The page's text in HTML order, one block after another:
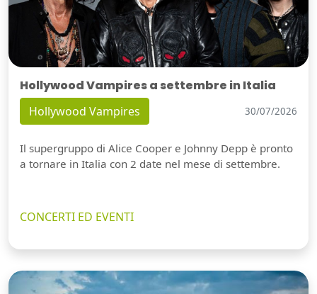
Hollywood Vampires a settembre in Italia
Hollywood Vampires 30/07/2026
Il supergruppo di Alice Cooper e Johnny Depp è pronto
a tornare in Italia con 2 date nel mese di settembre.
CONCERTI ED EVENTI